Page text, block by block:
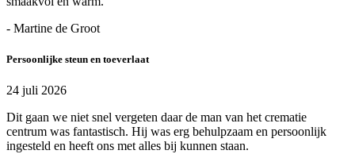
- Martine de Groot
Persoonlijke steun en toeverlaat
24 juli 2026
Dit gaan we niet snel vergeten daar de man van het crematie
centrum was fantastisch. Hij was erg behulpzaam en persoonlijk
ingesteld en heeft ons met alles bij kunnen staan.